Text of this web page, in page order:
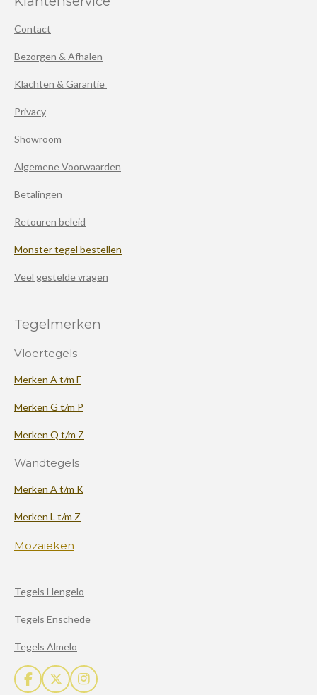
Contact
Bezorgen & Afhalen
Klachten & Garantie
Privacy
Showroom
Algemene Voorwaarden
Betalingen
Retouren beleid
Monster tegel bestellen
Veel gestelde vragen
Tegelmerken
Vloertegels
Merken A t/m F
Merken G t/m P
Merken Q t/m Z
Wandtegels
Merken A t/m K
Merken L t/m Z
Mozaieken
Tegels Hengelo
Tegels Enschede
Tegels Almelo
F
X
I